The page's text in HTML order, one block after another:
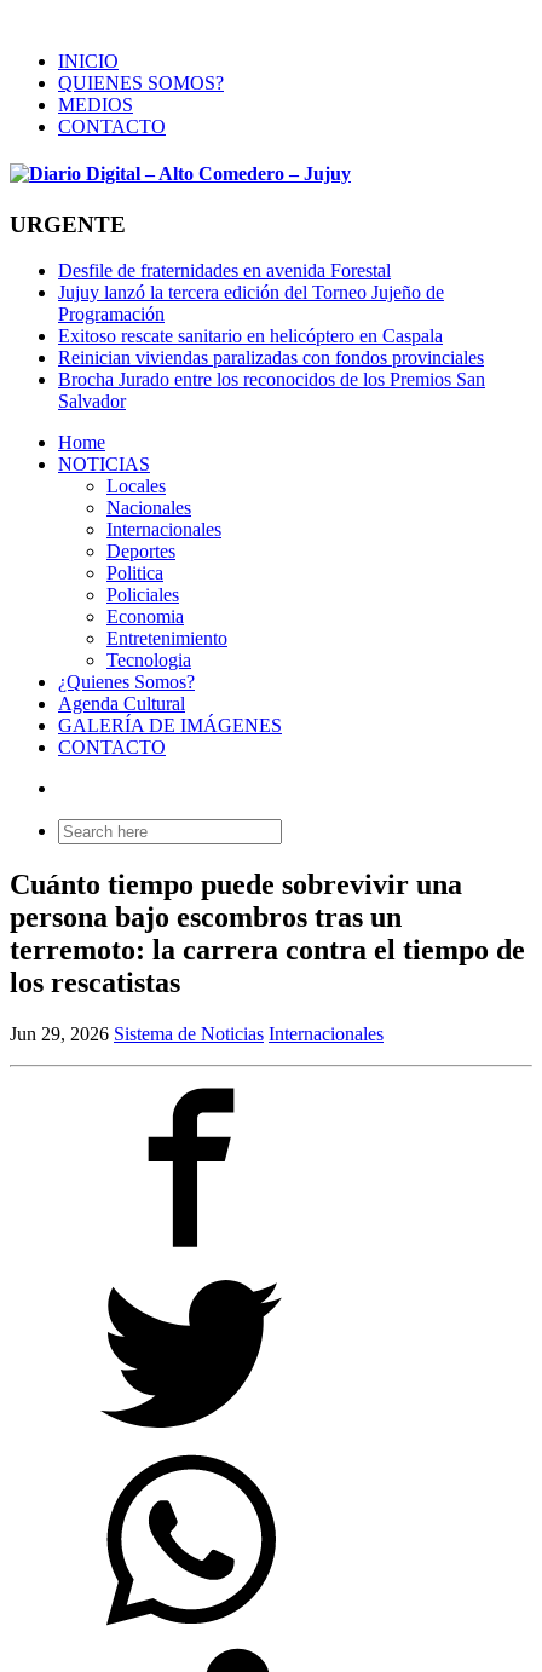
INICIO
QUIENES SOMOS?
MEDIOS
CONTACTO
URGENTE
Desfile de fraternidades en avenida Forestal
Jujuy lanzó la tercera edición del Torneo Jujeño de
Programación
Exitoso rescate sanitario en helicóptero en Caspala
Reinician viviendas paralizadas con fondos provinciales
Brocha Jurado entre los reconocidos de los Premios San
Salvador
Home
NOTICIAS
Locales
Nacionales
Internacionales
Deportes
Politica
Policiales
Economia
Entretenimiento
Tecnologia
¿Quienes Somos?
Agenda Cultural
GALERÍA DE IMÁGENES
CONTACTO
Search
for:
Cuánto tiempo puede sobrevivir una
persona bajo escombros tras un
terremoto: la carrera contra el tiempo de
los rescatistas
Jun 29, 2026 Sistema de Noticias Internacionales